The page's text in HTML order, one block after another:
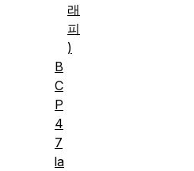
래
피
)
B
C
P
4
7
la